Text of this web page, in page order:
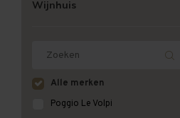
Wijnhuis
Alle merken
Poggio Le Volpi